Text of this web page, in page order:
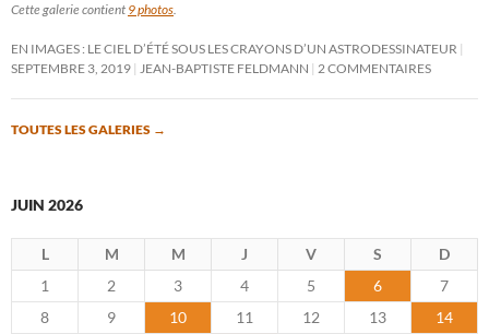
Cette galerie contient 9 photos.
EN IMAGES : LE CIEL D’ÉTÉ SOUS LES CRAYONS D’UN ASTRODESSINATEUR
SEPTEMBRE 3, 2019 JEAN-BAPTISTE FELDMANN 2 COMMENTAIRES
TOUTES LES GALERIES →
JUIN 2026
L M M J V S
D
1
2 3 4 5 6
7
8
9 10 11 12 13
14